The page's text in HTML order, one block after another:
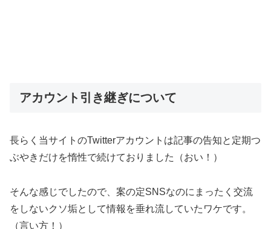
アカウント引き継ぎについて
長らく当サイトのTwitterアカウントは記事の告知と定期つ
ぶやきだけを惰性で続けておりました（おい！）
そんな感じでしたので、案の定SNSなのにまったく交流
をしないクソ垢として情報を垂れ流していたワケです。
（言い方！）